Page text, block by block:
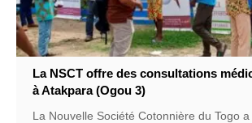
La NSCT offre des consultations
à Atakpara (Ogou 3)
La Nouvelle Société Cotonnière du Togo